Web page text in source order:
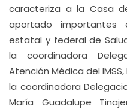
caracteriza a la Casa
aportado importantes
estatal y federal de
la coordinadora
Atención Médica del
la coordinadora
María Guadalupe